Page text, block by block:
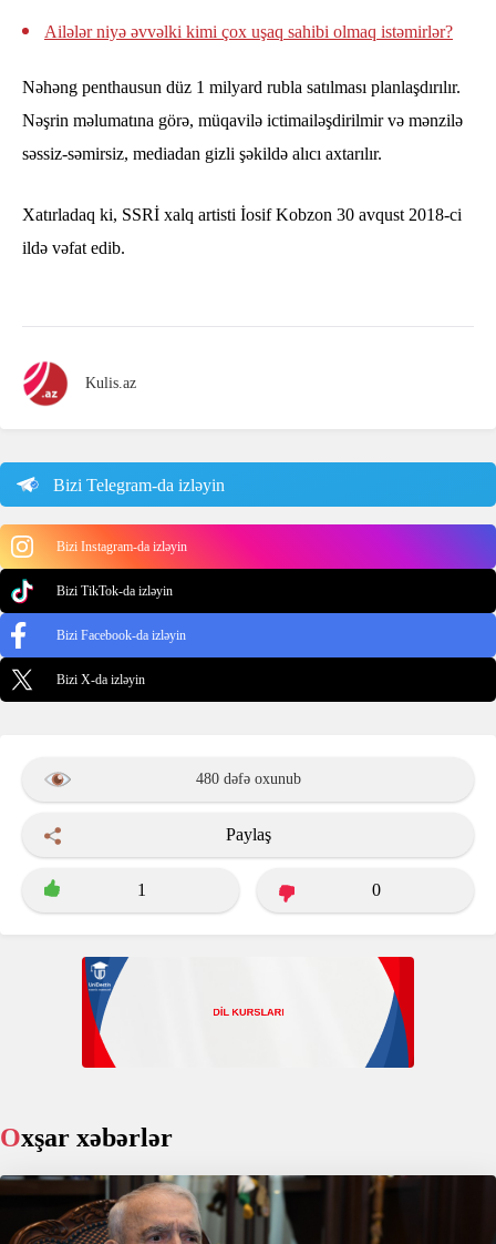
Ailələr niyə əvvəlki kimi çox uşaq sahibi olmaq istəmirlər?
Nəhəng penthausun düz 1 milyard rubla satılması planlaşdırılır.
Nəşrin məlumatına görə, müqavilə ictimailəşdirilmir və mənzilə
səssiz-səmirsiz, mediadan gizli şəkildə alıcı axtarılır.
Xatırladaq ki, SSRİ xalq artisti İosif Kobzon 30 avqust 2018-ci
ildə vəfat edib.
Kulis.az
Bizi Telegram-da izləyin
Bizi Instagram-da izləyin
Bizi TikTok-da izləyin
Bizi Facebook-da izləyin
Bizi X-da izləyin
480 dəfə oxunub
Paylaş
1 0
Oxşar xəbərlər